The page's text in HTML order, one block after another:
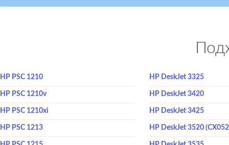
HP PSC 1210
HP PSC 1210v
HP PSC 1210xi
HP PSC 1213
HP DeskJet 3325
HP DeskJet 3420
HP DeskJet 3425
HP DeskJet 3520